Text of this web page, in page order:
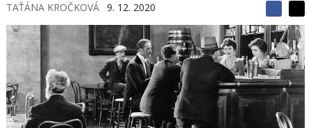
TAŤÁNA KROČKOVÁ 9. 12. 2020
S
d
í
l
e
t
S
d
í
l
e
j
t
e
n
a
F
d
í
l
e
j
t
e
n